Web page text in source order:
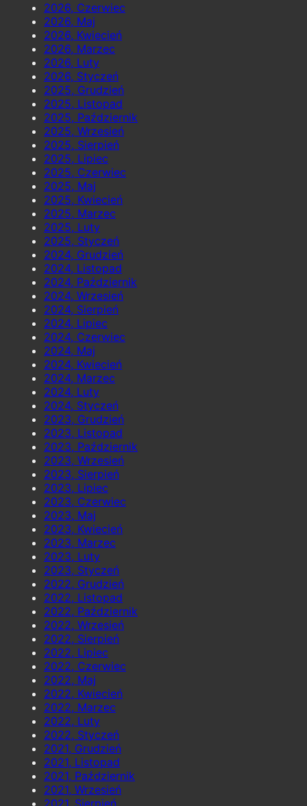
2026, Czerwiec
2026, Maj
2026, Kwiecień
2026, Marzec
2026, Luty
2026, Styczeń
2025, Grudzień
2025, Listopad
2025, Październik
2025, Wrzesień
2025, Sierpień
2025, Lipiec
2025, Czerwiec
2025, Maj
2025, Kwiecień
2025, Marzec
2025, Luty
2025, Styczeń
2024, Grudzień
2024, Listopad
2024, Październik
2024, Wrzesień
2024, Sierpień
2024, Lipiec
2024, Czerwiec
2024, Maj
2024, Kwiecień
2024, Marzec
2024, Luty
2024, Styczeń
2023, Grudzień
2023, Listopad
2023, Październik
2023, Wrzesień
2023, Sierpień
2023, Lipiec
2023, Czerwiec
2023, Maj
2023, Kwiecień
2023, Marzec
2023, Luty
2023, Styczeń
2022, Grudzień
2022, Listopad
2022, Październik
2022, Wrzesień
2022, Sierpień
2022, Lipiec
2022, Czerwiec
2022, Maj
2022, Kwiecień
2022, Marzec
2022, Luty
2022, Styczeń
2021, Grudzień
2021, Listopad
2021, Październik
2021, Wrzesień